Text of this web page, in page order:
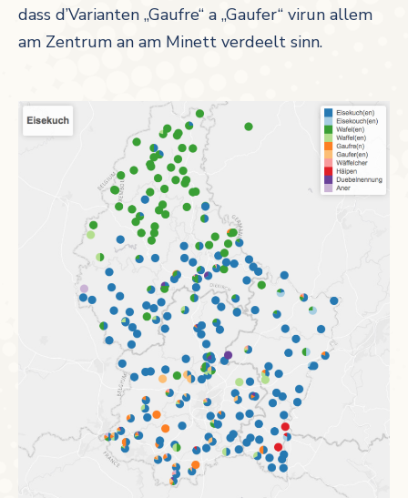
dass d’Varianten „Gaufre“ a „Gaufer“ virun allem
am Zentrum an am Minett verdeelt sinn.